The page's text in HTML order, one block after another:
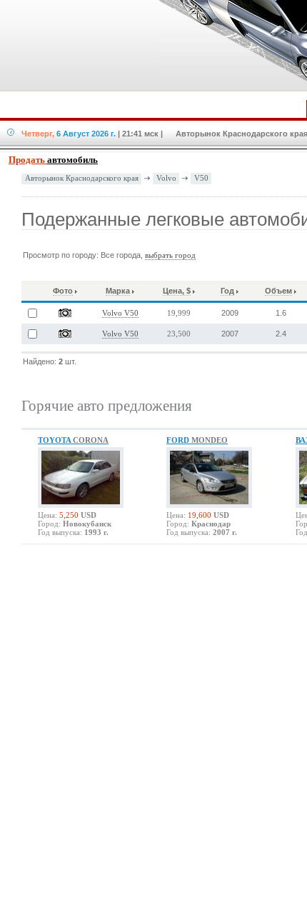
Четверг, 6 Август 2026 г. | 21:41 мск | Авторынок Краснодарского
Продать автомобиль
Авторынок Краснодарского края Volvo V50
Подержанные легковые
Просмотр по городу: Все города,выбрать город
Фото Марка Цена, $ Год Объем
Volvo V50 19,999 2009 1.6
Volvo V50 23,500 2007 2.4
Найдено:2 шт.
Горячие авто предложения
TOYOTA CORONA
Цена: 5,250 USD
Город: Новокубанск
Год выпуска: 1993 г.
FORD MONDEO
Цена: 19,600 USD
Город: Краснодар
Год выпуска: 2007 г.